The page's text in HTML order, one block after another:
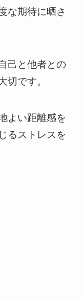
な期待に晒さ
己と他者との
切です。
よい距離感を
るストレスを